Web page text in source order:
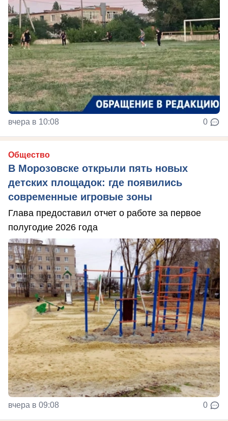
вчера в 10:08 0
Общество
В Морозовске открыли пять новых
детских площадок: где появились
современные игровые зоны
Глава предоставил отчет о работе за первое
полугодие 2026 года
вчера в 09:08 0